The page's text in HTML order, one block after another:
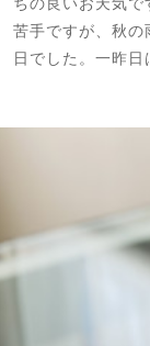
ちの良いお天気で
苦手ですが、秋の
日でした。一昨